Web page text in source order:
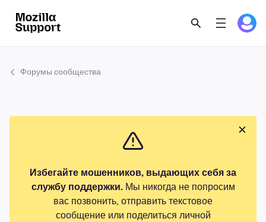
Форумы сообщества
Избегайте мошенников, выдающих себя за
службу поддержки.Мы никогда не попросим
вас позвонить, отправить текстовое
сообщение или поделиться личной